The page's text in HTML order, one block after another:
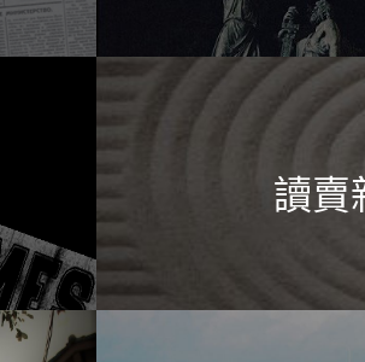
讀賣